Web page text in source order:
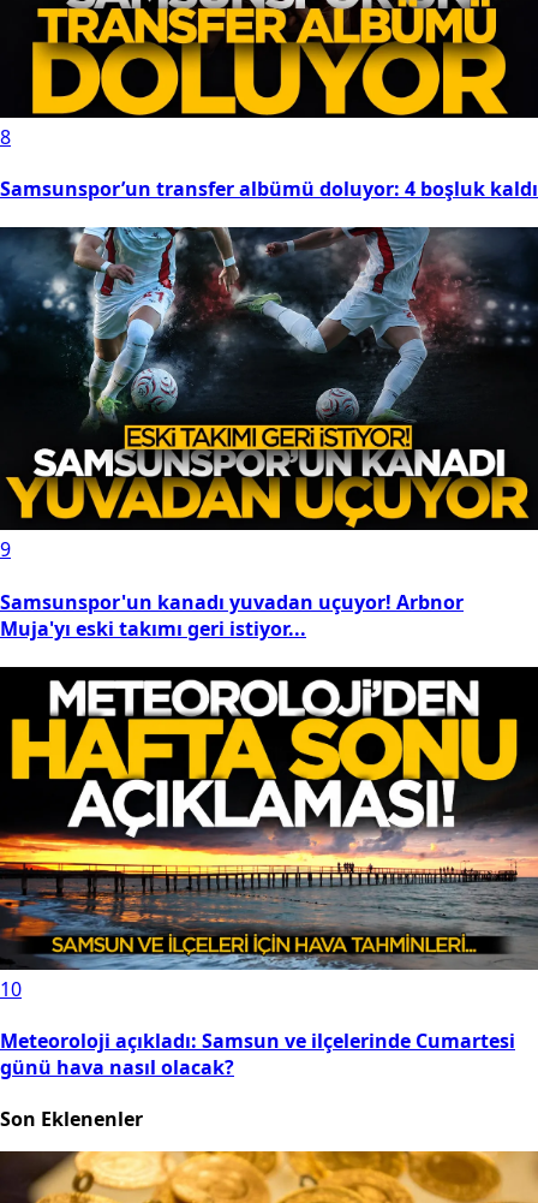
8
Samsunspor’un transfer albümü doluyor: 4 boşluk kaldı
9
Samsunspor'un kanadı yuvadan uçuyor! Arbnor
Muja'yı eski takımı geri istiyor...
10
Meteoroloji açıkladı: Samsun ve ilçelerinde Cumartesi
günü hava nasıl olacak?
Son Eklenenler